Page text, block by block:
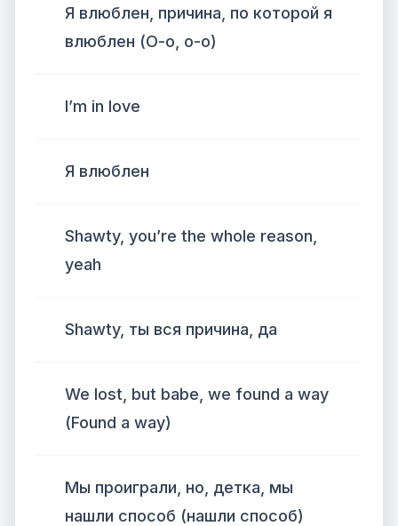
Я влюблен, причина, по которой я
влюблен (О-о, о-о)
I’m in love
Я влюблен
Shawty, you’re the whole reason,
yeah
Shawty, ты вся причина, да
We lost, but babe, we found a way
(Found a way)
Мы проиграли, но, детка, мы
нашли способ (нашли способ)